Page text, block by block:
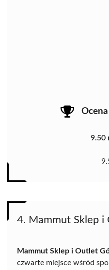
9.50
4. Mammut Sklep i
Mammut Sklep i Outlet
czwarte miejsce wśród